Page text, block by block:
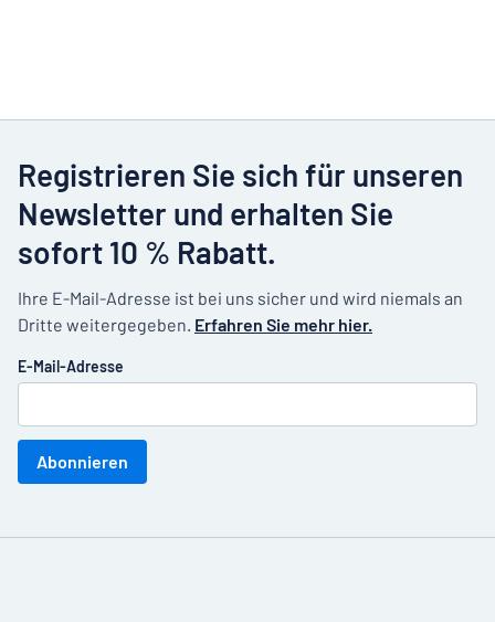
Registrieren Sie sich für unseren
Newsletter und erhalten Sie
sofort 10 % Rabatt.
Ihre E-Mail-Adresse ist bei uns sicher und wird niemals an
Dritte weitergegeben. Erfahren Sie mehr hier.
E-Mail-Adresse
Abonnieren